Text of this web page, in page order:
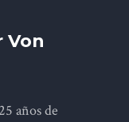
Von
años de